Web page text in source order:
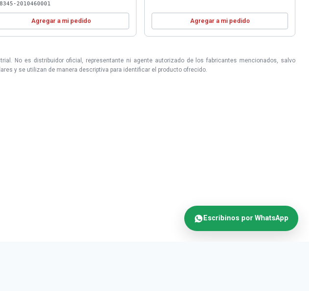
2010460001
Agregar a mi pedido Agregar a mi pedido
No es distribuidor oficial, representante ni agente autorizado de los fabricantes mencionados, salvo
y se utilizan de manera descriptiva para identificar el producto ofrecido.
Escribinos por WhatsApp